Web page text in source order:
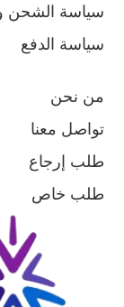
سياسة الشحن
سياسة الدفع
من نحن
تواصل معنا
طلب إرجاع
طلب خاص